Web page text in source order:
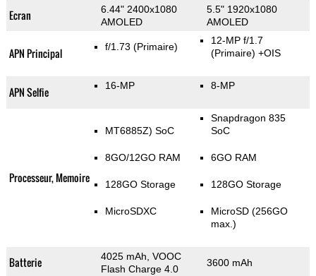
Ecran
6.44" 2400x1080
AMOLED
5.5" 1920x1080
AMOLED
APN Principal f/1.73 (Primaire)
12-MP f/1.7
(Primaire) +OIS
APN Selfie 16-MP 8-MP
Processeur, Memoire
MT6885Z) SoC
8GO/12GO RAM
128GO Storage
MicroSDXC
Snapdragon 835
SoC
6GO RAM
128GO Storage
MicroSD (256GO
max.)
Batterie
4025 mAh, VOOC
Flash Charge 4.0
3600 mAh